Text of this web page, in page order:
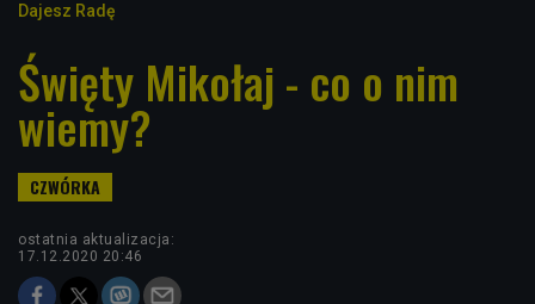
Dajesz Radę
Święty Mikołaj - co o nim
wiemy?
ostatnia aktualizacja:
17.12.2020 20:46